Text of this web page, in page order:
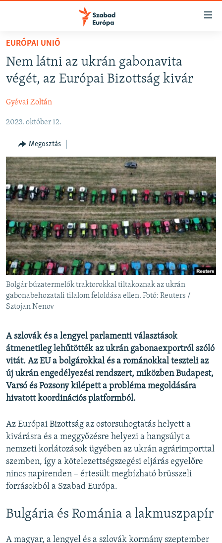
Akadálymentes
Ugrás
fő
oldalra
Ugrás
Ugrás
NAPIRENDEN
AKTUÁLIS
PODCASTOK
VIDEÓK
ELEMZŐ
NER15
SZABADON
TÁRSADALOM
DEMOKRÁCIA
A PÉNZ NYOMÁBAN
EURÓPAI UNIÓ
VILÁG
KLÍMAVÁLTOZÁS
A MÚLT TANULSÁGAI
KÖVESSEN MINKET!
Valamennyi RFE/RL weboldal
EURÓPAI UNIÓ
Nem látni az ukrán gabonavita
végét, az Európai Bizottság kivár
Gyévai Zoltán
2023. október 12.
Megosztás
Bolgár búzatermelők traktorokkal tiltakoznak az ukrán
gabonabehozatali tilalom feloldása ellen. Fotó: Reuters /
Sztojan Nenov
A szlovák és a lengyel parlamenti választások
átmenetileg lehűtötték az ukrán gabonaexportról szóló
vitát. Az EU a bolgárokkal és a románokkal teszteli az
új ukrán engedélyezési rendszert, miközben Budapest,
Varsó és Pozsony kilépett a probléma megoldására
hivatott koordinációs platformból.
Az Európai Bizottság az ostorsuhogtatás helyett a
kivárásra és a meggyőzésre helyezi a hangsúlyt a
nemzeti korlátozások ügyében az ukrán agrárimporttal
szemben, így a kötelezettségszegési eljárás egyelőre
nincs napirenden – értesült megbízható brüsszeli
forrásokból a Szabad Európa.
Bulgária és Románia a lakmuszpapír
A magyar, a lengyel és a szlovák kormány szeptember
FELIRATKOZÁS